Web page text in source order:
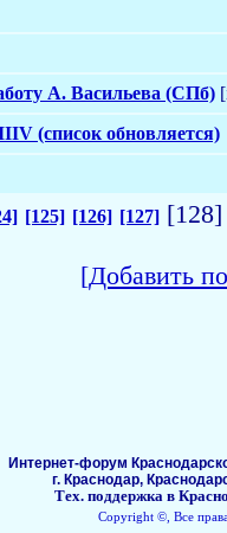
А. Васильева (СПб)
(список обновляется)
[125] [126] [127][128]
[Добавить
Интернет-форум
г. Краснодар,
Тех. поддержка в
Copyright ©, Все